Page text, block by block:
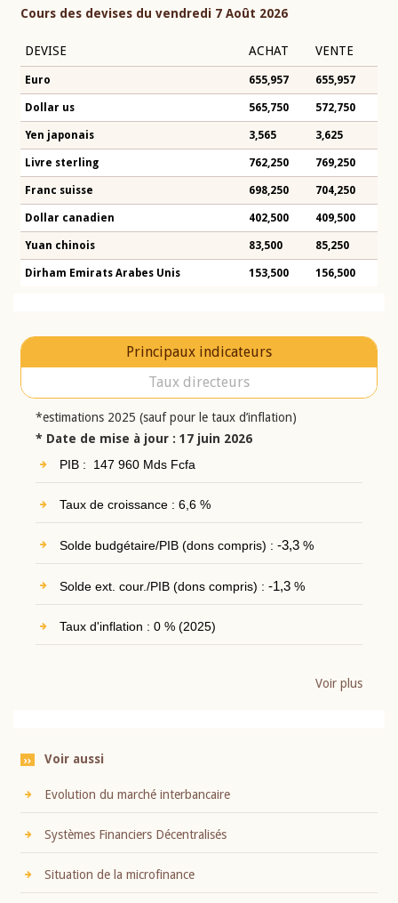
Cours des devises du vendredi 7 Août 2026
DEVISE ACHAT VENTE
Euro 655,957 655,957
Dollar us 565,750 572,750
Yen japonais 3,565 3,625
Livre sterling 762,250 769,250
Franc suisse 698,250 704,250
Dollar canadien 402,500 409,500
Yuan chinois 83,500 85,250
Dirham Emirats Arabes Unis 153,500 156,500
Principaux indicateurs
Taux directeurs
*estimations 2025 (sauf pour le taux d’inflation)
* Date de mise à jour : 17 juin 2026
PIB : 147 960 Mds Fcfa
Taux de croissance : 6,6 %
Solde budgétaire/PIB (dons compris) : -3,3%
Solde ext. cour./PIB (dons compris) : -1,3%
Taux d'inflation : 0 % (2025)
Voir plus
Voir aussi
Evolution du marché interbancaire
Systèmes Financiers Décentralisés
Situation de la microfinance